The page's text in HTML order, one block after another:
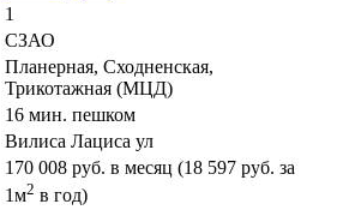
1
СЗАО
Планерная, Сходненская,
Трикотажная (МЦД)
16 мин. пешком
Вилиса Лациса ул
170 008 руб. в месяц (18 597 руб. за
1м2 в год)